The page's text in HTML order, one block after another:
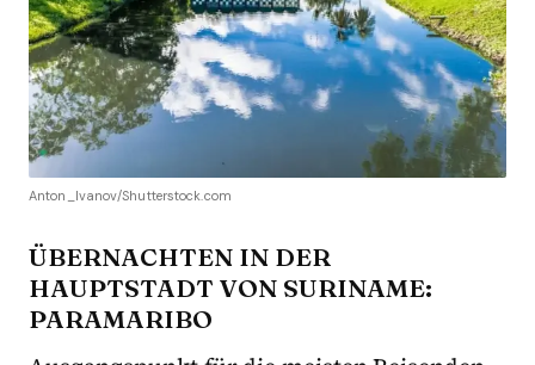
Anton_Ivanov/Shutterstock.com
ÜBERNACHTEN IN DER
HAUPTSTADT VON SURINAME:
PARAMARIBO